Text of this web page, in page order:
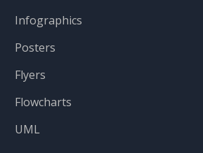
Infographics
Posters
Flyers
Flowcharts
UML